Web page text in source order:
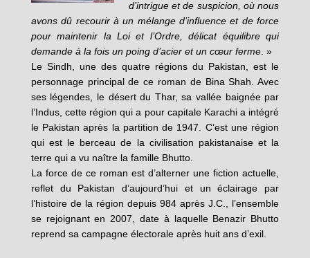
d’intrigue et de suspicion, où nous
avons dû recourir à un mélange d’influence et de force
pour maintenir la Loi et l’Ordre, délicat équilibre qui
demande à la fois un poing d’acier et un cœur ferme. »
Le Sindh, une des quatre régions du Pakistan, est le
personnage principal de ce roman de Bina Shah. Avec
ses légendes, le désert du Thar, sa vallée baignée par
l’Indus, cette région qui a pour capitale Karachi a intégré
le Pakistan après la partition de 1947. C’est une région
qui est le berceau de la civilisation pakistanaise et la
terre qui a vu naître la famille Bhutto.
La force de ce roman est d’alterner une fiction actuelle,
reflet du Pakistan d’aujourd’hui et un éclairage par
l’histoire de la région depuis 984 après J.C., l’ensemble
se rejoignant en 2007, date à laquelle Benazir Bhutto
reprend sa campagne électorale après huit ans d’exil.